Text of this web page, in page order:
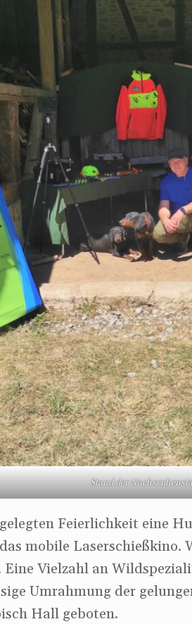
Stand der
Feierlichkeit eine
mobile
Eine Vielzahl an
Umrahmung der
Hall geboten.